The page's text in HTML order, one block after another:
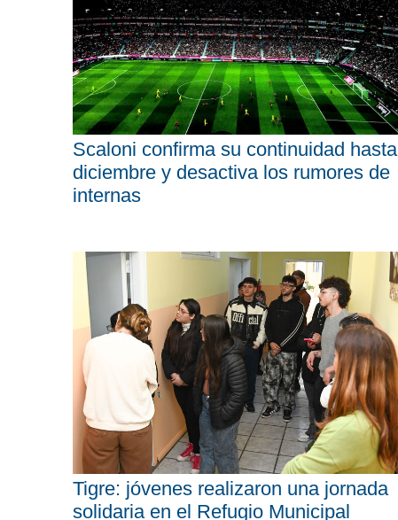
Scaloni confirma su continuidad hasta
diciembre y desactiva los rumores de
internas
Tigre: jóvenes realizaron una jornada
solidaria en el Refugio Municipal